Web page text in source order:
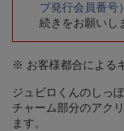
ブ発行会員番号
続きをお願いし
※ お客様都合による
ジュビロくんのしっ
チャーム部分のアク
ます。